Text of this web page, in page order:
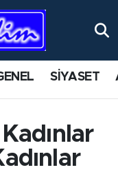
SİYASET